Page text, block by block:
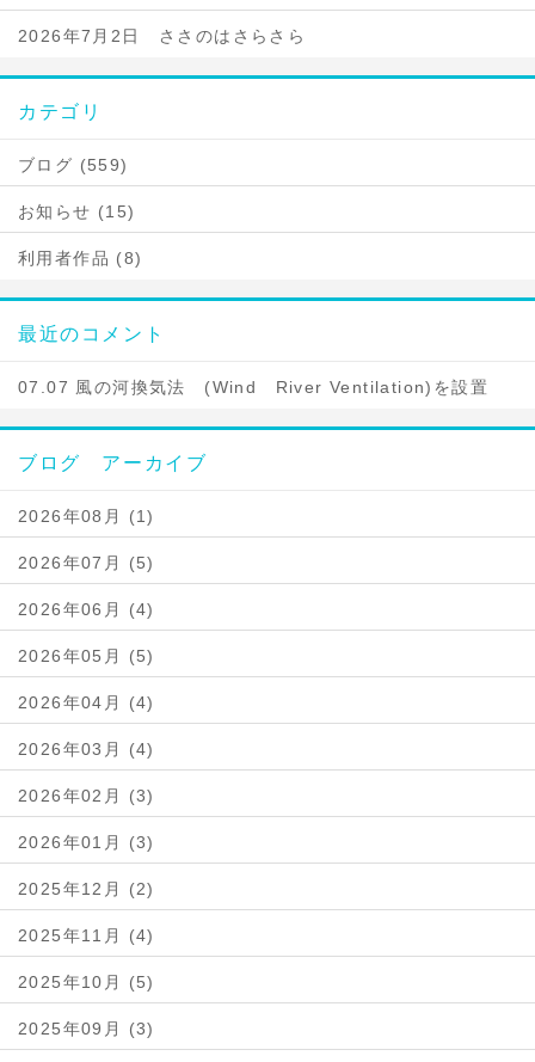
2026年7月2日 ささのはさらさら
カテゴリ
ブログ (559)
お知らせ (15)
利用者作品 (8)
最近のコメント
07.07 風の河換気法 (Wind River Ventilation)を設置
ブログ アーカイブ
2026年08月 (1)
2026年07月 (5)
2026年06月 (4)
2026年05月 (5)
2026年04月 (4)
2026年03月 (4)
2026年02月 (3)
2026年01月 (3)
2025年12月 (2)
2025年11月 (4)
2025年10月 (5)
2025年09月 (3)